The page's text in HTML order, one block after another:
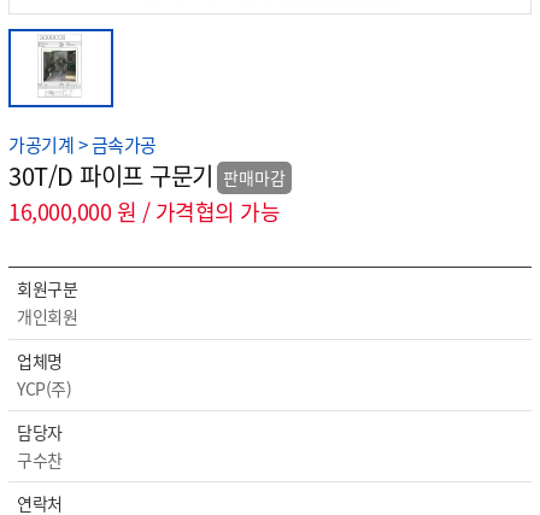
가공기계 > 금속가공
30T/D 파이프 구문기 판매마감
16,000,000 원 / 가격협의 가능
회원구분
개인회원
업체명
YCP(주)
담당자
구수찬
연락처